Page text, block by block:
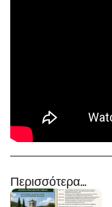
Περισσότερα...